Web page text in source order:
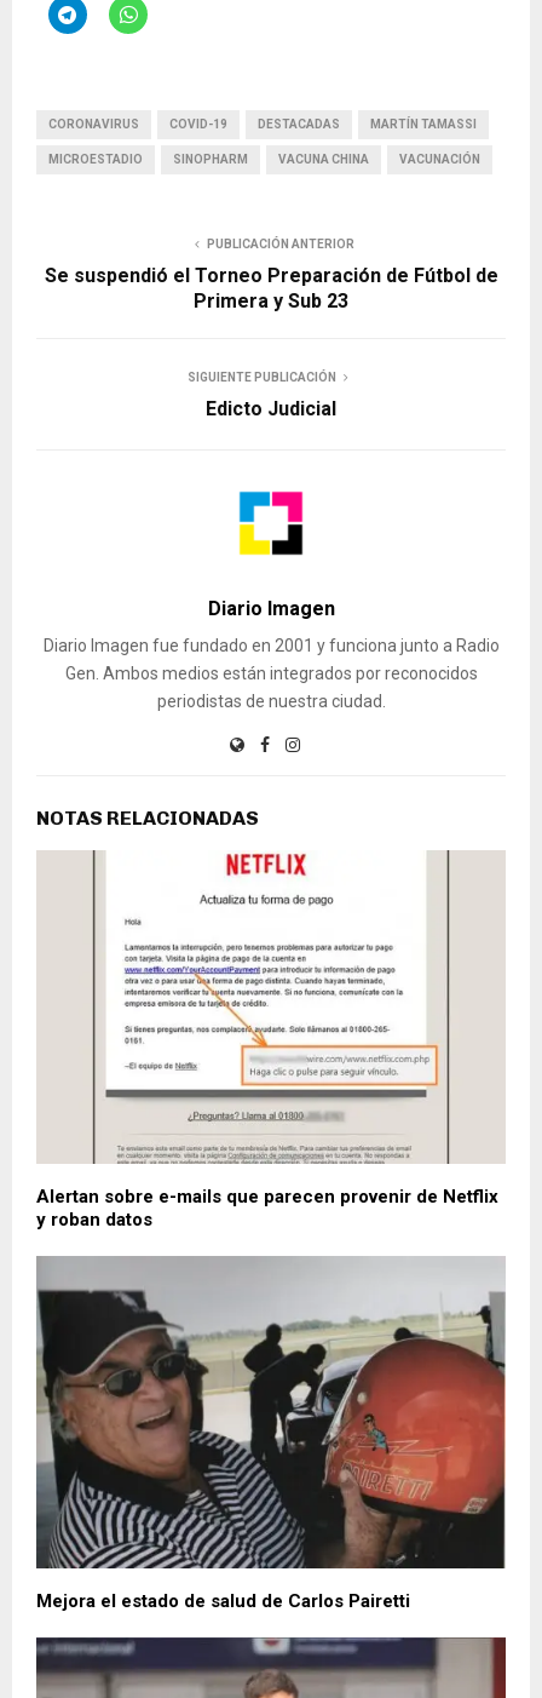
CORONAVIRUS COVID-19 DESTACADAS MARTÍN TAMASSI
MICROESTADIO SINOPHARM VACUNA CHINA VACUNACIÓN
PUBLICACIÓN ANTERIOR
Se suspendió el Torneo Preparación de Fútbol de
Primera y Sub 23
SIGUIENTE PUBLICACIÓN
Edicto Judicial
Diario Imagen
Diario Imagen fue fundado en 2001 y funciona junto a Radio
Gen. Ambos medios están integrados por reconocidos
periodistas de nuestra ciudad.
NOTAS RELACIONADAS
Alertan sobre e-mails que parecen provenir de Netflix
y roban datos
Mejora el estado de salud de Carlos Pairetti